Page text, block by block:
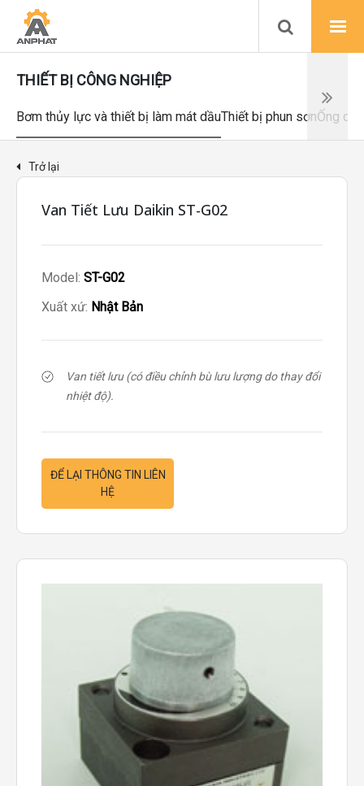
THIẾT BỊ CÔNG NGHIỆP
Bơm thủy lực và thiết bị làm mát dầuThiết bị phun sơnỐng
Trở lại
Van Tiết Lưu Daikin ST-G02
Model: ST-G02
Xuất xứ: Nhật Bản
Van tiết lưu (có điều chỉnh bù lưu lượng do thay đổi
nhiệt độ).
ĐỂ LẠI THÔNG TIN LIÊN
HỆ